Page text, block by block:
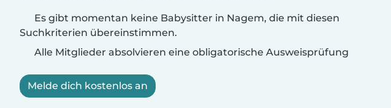
Es gibt momentan keine Babysitter in Nagem, die mit diesen
Suchkriterien übereinstimmen.
Alle Mitglieder absolvieren eine obligatorische Ausweisprüfung
Melde dich kostenlos an